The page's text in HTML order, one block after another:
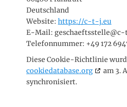
Deutschland
Website: https://c-t-j.eu
E-Mail: geschaeftsstelle@c-
Telefonnummer: +49 172
Diese Cookie-Richtlinie
cookiedatabase.org
am 3.
synchronisiert.